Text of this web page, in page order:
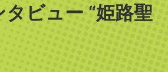
ビュー “姫路聖